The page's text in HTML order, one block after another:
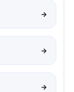
→
→
→